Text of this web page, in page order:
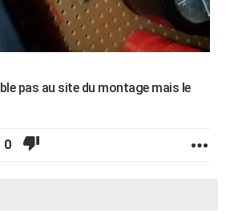
pas au site du montage mais le
0